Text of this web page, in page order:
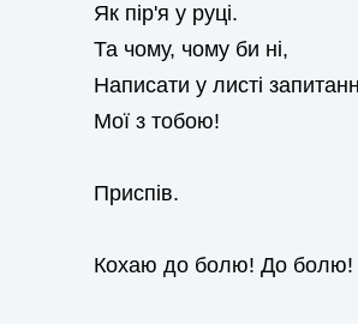
Як пір'я у руці.
Та чому, чому би ні,
Написати у листі
Мої з тобою!
Приспів.
Кохаю до болю! До болю!